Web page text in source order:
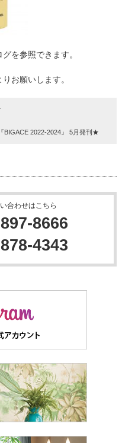
を参照できます。
りお願いします。
BIGACE 2022-2024』 5月発刊★
合わせはこちら
8666
4343